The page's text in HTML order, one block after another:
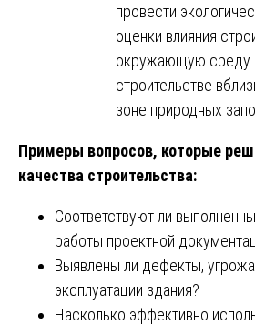
провести
оценки влияния
окружающую среду
строительстве
зоне природных
Примеры вопросов, которые
качества строительства:
Соответствуют ли
работы проектной
Выявлены ли дефекты,
эксплуатации здания?
Насколько эффективно